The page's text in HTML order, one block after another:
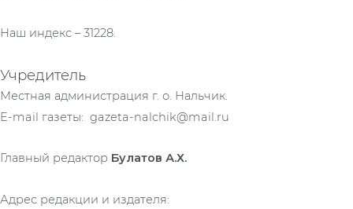
Наш индекс – 31228.
Учредитель
Местная администрация г. о. Нальчик.
E-mail газеты: gazeta-nalchik@mail.ru
Главный редактор Булатов А.Х.
Адрес редакции и издателя: